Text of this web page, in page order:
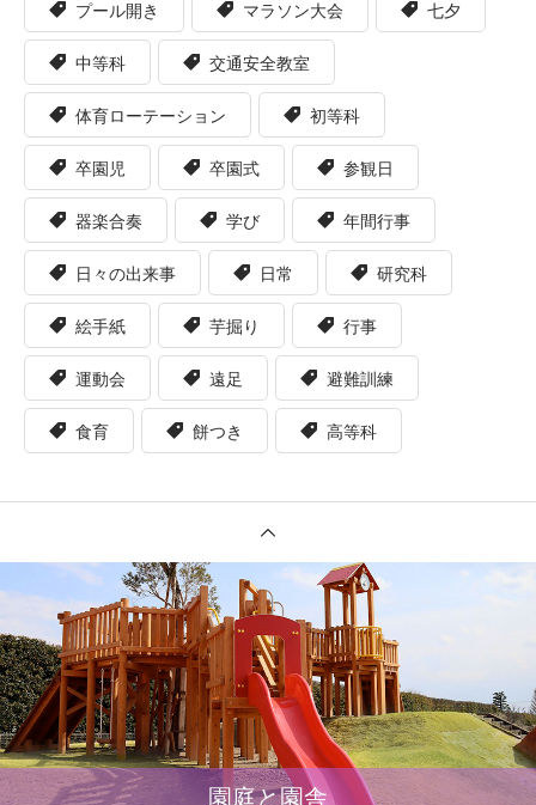
プール開き マラソン大会 七夕
中等科 交通安全教室
体育ローテーション 初等科
卒園児 卒園式 参観日
器楽合奏 学び 年間行事
日々の出来事 日常 研究科
絵手紙 芋掘り 行事
運動会 遠足 避難訓練
食育 餅つき 高等科
園庭と園舎